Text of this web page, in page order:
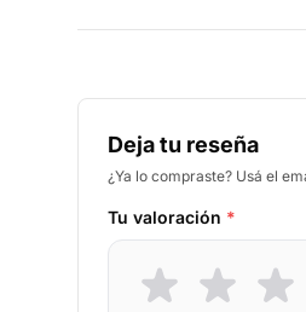
Deja tu reseña
¿Ya lo compraste? Usá el
Tu valoración *